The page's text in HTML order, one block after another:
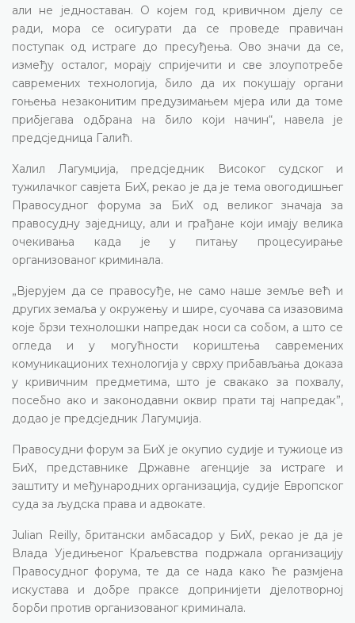
али не једноставан. О којем год кривичном дјелу се
ради, мора се осигурати да се проведе правичан
поступак од истраге до пресуђења. Ово значи да се,
између осталог, морају спријечити и све злоупотребе
савремених технологија, било да их покушају органи
гоњења незаконитим предузимањем мјера или да томе
прибјегава одбрана на било који начин“, навела је
предсједница Галић.
Халил Лагумџија, предсједник Високог судског и
тужилачког савјета БиХ, рекао је да је тема овогодишњег
Правосудног форума за БиХ од великог значаја за
правосудну заједницу, али и грађане који имају велика
очекивања када је у питању процесуирање
организованог криминала.
„Вјерујем да се правосуђе, не само наше земље већ и
других земаља у окружењу и шире, суочава са изазовима
које брзи технолошки напредак носи са собом, а што се
огледа и у могућности кориштења савремених
комуникационих технологија у сврху прибављања доказа
у кривичним предметима, што је свакако за похвалу,
посебно ако и законодавни оквир прати тај напредак”,
додао је предсједник Лагумџија.
Правосудни форум за БиХ је окупио судије и тужиоце из
БиХ, представнике Државне агенције за истраге и
заштиту и међународних организација, судије Европског
суда за људска права и адвокате.
Julian Reilly, британски амбасадор у БиХ, рекао је да је
Влада Уједињеног Краљевства подржала организацију
Правосудног форума, те да се нада како ће размјена
искустава и добре праксе допринијети дјелотворној
борби против организованог криминала.